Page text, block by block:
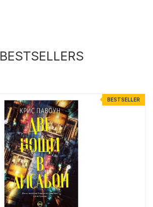
BESTSELLERS
BESTSELLER